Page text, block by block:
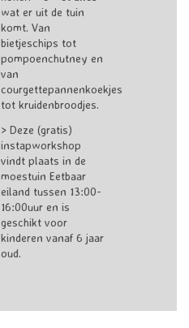
wat er uit de tuin
komt. Van
bietjeschips tot
pompoenchutney en
van
courgettepannenkoekjes
tot kruidenbroodjes.
> Deze (gratis)
instapworkshop
vindt plaats in de
moestuin Eetbaar
eiland tussen 13:00-
16:00uur en is
geschikt voor
kinderen vanaf 6 jaar
oud.